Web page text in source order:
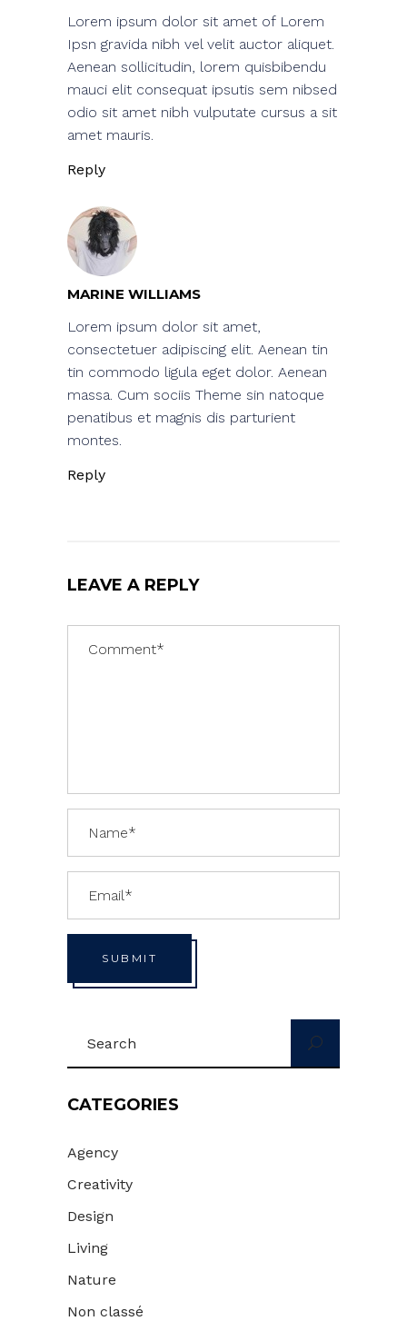
Lorem ipsum dolor sit amet of Lorem
Ipsn gravida nibh vel velit auctor aliquet.
Aenean sollicitudin, lorem quisbibendu
mauci elit consequat ipsutis sem nibsed
odio sit amet nibh vulputate cursus a sit
amet mauris.
Reply
MARINE WILLIAMS
Lorem ipsum dolor sit amet,
consectetuer adipiscing elit. Aenean tin
tin commodo ligula eget dolor. Aenean
massa. Cum sociis Theme sin natoque
penatibus et magnis dis parturient
montes.
Reply
LEAVE A REPLY
SUBMIT
for:
CATEGORIES
Agency
Creativity
Design
Living
Nature
Non classé